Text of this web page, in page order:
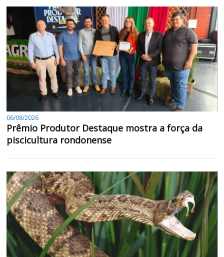
06/08/2026
Prêmio Produtor Destaque mostra a força da
piscicultura rondonense